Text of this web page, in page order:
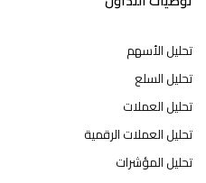
تحليل الأسهم
تحليل السلع
تحليل العملات
تحليل العملات الرقمية
تحليل المؤشرات